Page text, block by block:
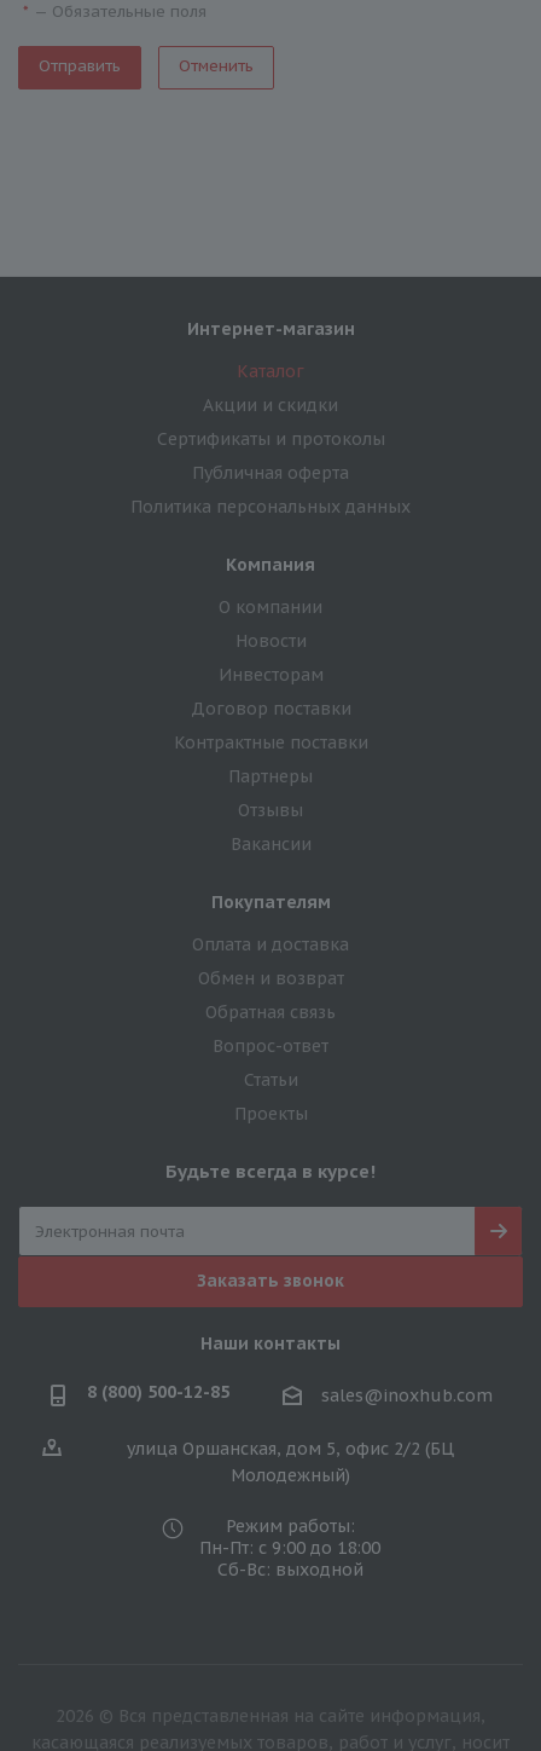
* — Обязательные поля
Отменить
Интернет-магазин
Каталог
Акции и скидки
Сертификаты и протоколы
Публичная оферта
Политика персональных данных
Компания
О компании
Новости
Инвесторам
Договор поставки
Контрактные поставки
Партнеры
Отзывы
Вакансии
Покупателям
Оплата и доставка
Обмен и возврат
Обратная связь
Вопрос-ответ
Статьи
Проекты
Будьте всегда в курсе!
Заказать звонок
Наши контакты
8 (800) 500-12-85 sales@inoxhub.com
улица Оршанская, дом 5, офис 2/2 (БЦ
Молодежный)
Режим работы:
Пн-Пт: с 9:00 до 18:00
Сб-Вс: выходной
2026 © Вся представленная на сайте информация,
касающаяся реализуемых товаров, работ и услуг, носит